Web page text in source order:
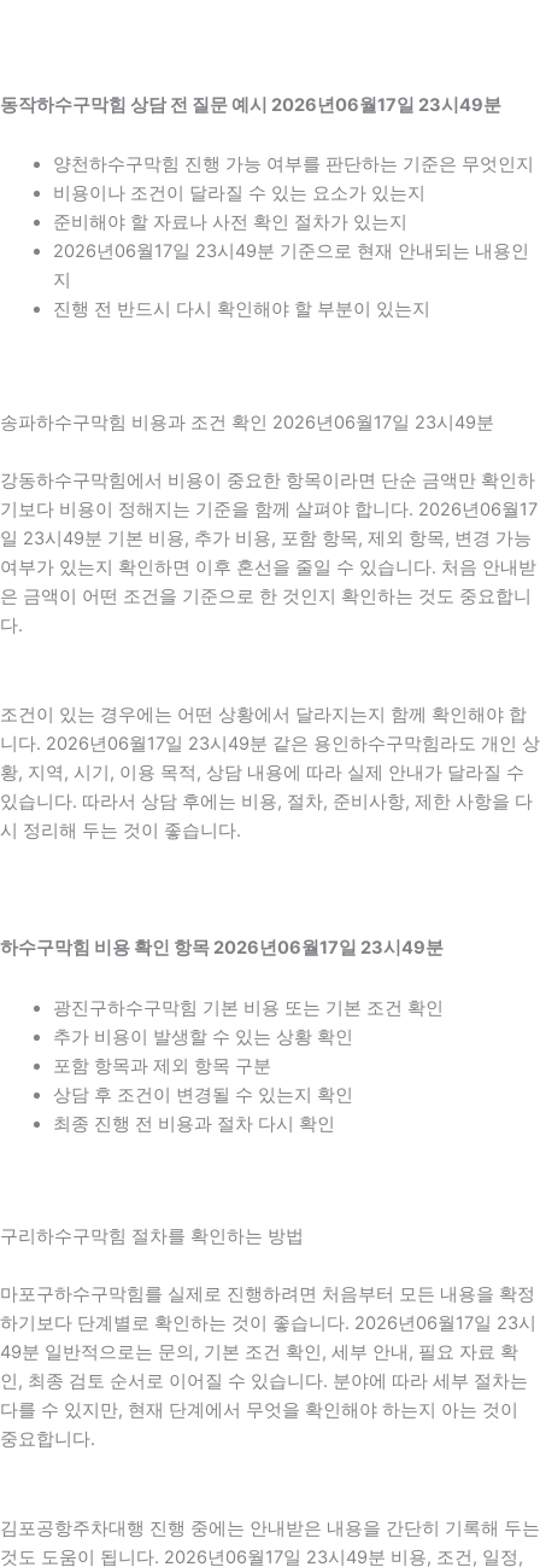
동작하수구막힘 상담 전 질문 예시 2026년06월17일 23시49분
양천하수구막힘 진행 가능 여부를 판단하는 기준은 무엇인지
비용이나 조건이 달라질 수 있는 요소가 있는지
준비해야 할 자료나 사전 확인 절차가 있는지
2026년06월17일 23시49분 기준으로 현재 안내되는 내용인
지
진행 전 반드시 다시 확인해야 할 부분이 있는지
송파하수구막힘 비용과 조건 확인 2026년06월17일 23시49분
강동하수구막힘에서 비용이 중요한 항목이라면 단순 금액만 확인하
기보다 비용이 정해지는 기준을 함께 살펴야 합니다. 2026년06월17
일 23시49분 기본 비용, 추가 비용, 포함 항목, 제외 항목, 변경 가능
여부가 있는지 확인하면 이후 혼선을 줄일 수 있습니다. 처음 안내받
은 금액이 어떤 조건을 기준으로 한 것인지 확인하는 것도 중요합니
다.
조건이 있는 경우에는 어떤 상황에서 달라지는지 함께 확인해야 합
니다. 2026년06월17일 23시49분 같은 용인하수구막힘라도 개인 상
황, 지역, 시기, 이용 목적, 상담 내용에 따라 실제 안내가 달라질 수
있습니다. 따라서 상담 후에는 비용, 절차, 준비사항, 제한 사항을 다
시 정리해 두는 것이 좋습니다.
하수구막힘 비용 확인 항목 2026년06월17일 23시49분
광진구하수구막힘 기본 비용 또는 기본 조건 확인
추가 비용이 발생할 수 있는 상황 확인
포함 항목과 제외 항목 구분
상담 후 조건이 변경될 수 있는지 확인
최종 진행 전 비용과 절차 다시 확인
구리하수구막힘 절차를 확인하는 방법
마포구하수구막힘를 실제로 진행하려면 처음부터 모든 내용을 확정
하기보다 단계별로 확인하는 것이 좋습니다. 2026년06월17일 23시
49분 일반적으로는 문의, 기본 조건 확인, 세부 안내, 필요 자료 확
인, 최종 검토 순서로 이어질 수 있습니다. 분야에 따라 세부 절차는
다를 수 있지만, 현재 단계에서 무엇을 확인해야 하는지 아는 것이
중요합니다.
김포공항주차대행 진행 중에는 안내받은 내용을 간단히 기록해 두는
것도 도움이 됩니다. 2026년06월17일 23시49분 비용, 조건, 일정,